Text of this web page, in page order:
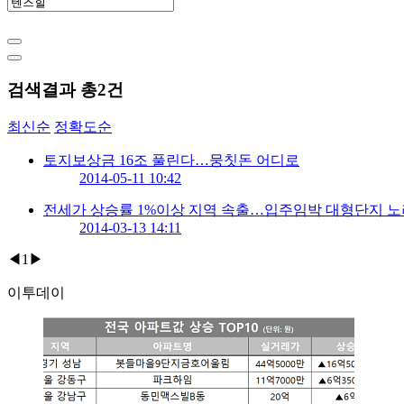
검색결과 총2건
최신순 정확도순
토지보상금 16조 풀린다…뭉칫돈 어디로
2014-05-11 10:42
전세가 상승률 1%이상 지역 속출…입주임박 대형단지
2014-03-13 14:11
◀ 1 ▶
이투데이